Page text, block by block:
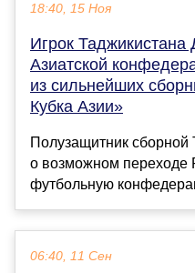
18:40, 15 Ноя
Игрок
Азиатской
из сильнейших
Кубка Азии»
Полузащитник сборной
о возможном переходе
футбольную
06:40, 11 Сен